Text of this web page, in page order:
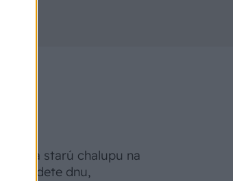
starú chalupu na
vojdete dnu,